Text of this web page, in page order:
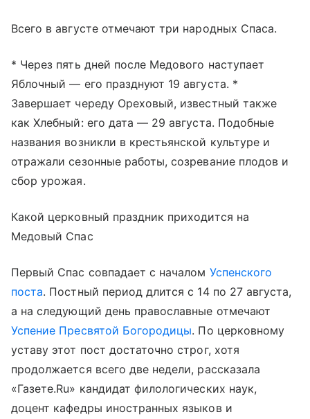
Всего в августе отмечают три народных Спаса.
* Через пять дней после Медового наступает
Яблочный — его празднуют 19 августа. *
Завершает череду Ореховый, известный также
как Хлебный: его дата — 29 августа. Подобные
названия возникли в крестьянской культуре и
отражали сезонные работы, созревание плодов и
сбор урожая.
Какой церковный праздник приходится на
Медовый Спас
Первый Спас совпадает с началом Успенского
поста. Постный период длится с 14 по 27 августа,
а на следующий день православные отмечают
Успение Пресвятой Богородицы. По церковному
уставу этот пост достаточно строг, хотя
продолжается всего две недели, рассказала
«Газете.Ru» кандидат филологических наук,
доцент кафедры иностранных языков и